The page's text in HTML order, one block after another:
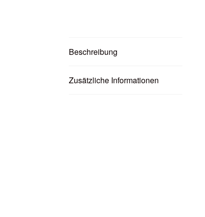
Beschreibung
Zusätzliche Informationen